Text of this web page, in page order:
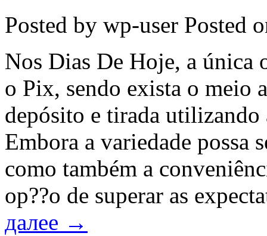
Posted by wp-user Posted
Nos Dias De Hoje, a única
o Pix, sendo exista o meio
depósito e tirada
Embora a variedade possa
como também a
op??o de superar as
далее →